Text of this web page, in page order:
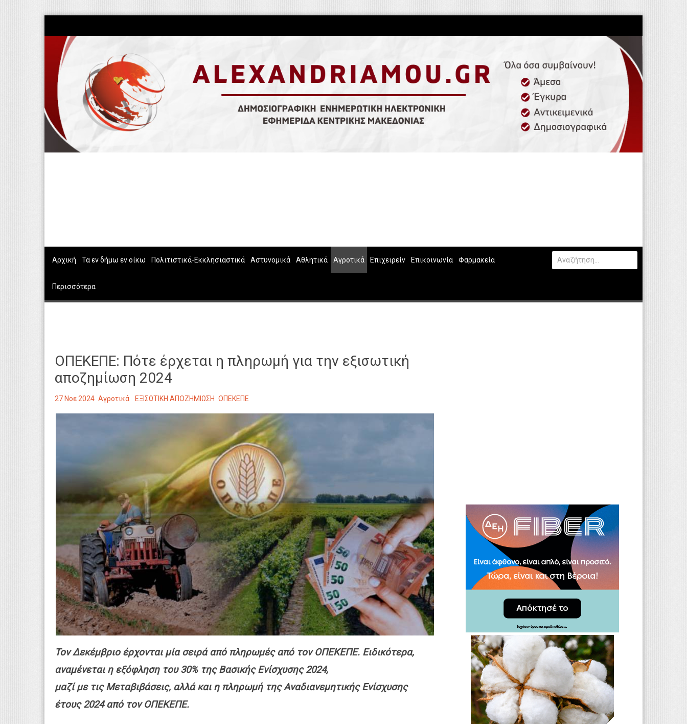
Αρχική Τα εν δήμω εν οίκω Πολιτιστικά-Εκκλησιαστικά Αστυνομικά Αθλητικά Αγροτικά Επιχειρείν Επικοινωνία Φαρμακεία
Περισσότερα
ΟΠΕΚΕΠΕ: Πότε έρχεται η πληρωμή για την εξισωτική
αποζημίωση 2024
27 Νοε 2024 Αγροτικά ΕΞΙΣΩΤΙΚΗ ΑΠΟΖΗΜΙΩΣΗ ΟΠΕΚΕΠΕ
Τον Δεκέμβριο έρχονται μία σειρά από πληρωμές από τον ΟΠΕΚΕΠΕ. Ειδικότερα,
αναμένεται η εξόφληση του 30% της Βασικής Ενίσχυσης 2024,
μαζί με τις Μεταβιβάσεις, αλλά και η πληρωμή της Αναδιανεμητικής Ενίσχυσης
έτους 2024 από τον ΟΠΕΚΕΠΕ.